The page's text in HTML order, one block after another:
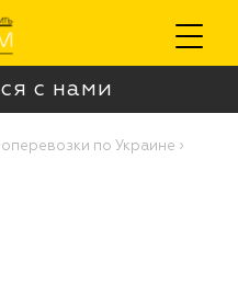
с нами
по Украине ›